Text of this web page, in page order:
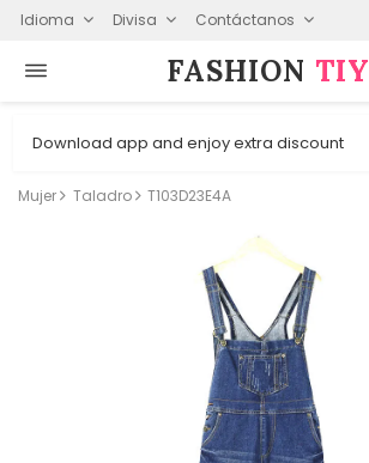
Idioma Divisa Contáctanos
FASHION⁠ TIY
Download app and enjoy extra discount
Mujer Taladro T103D23E4A